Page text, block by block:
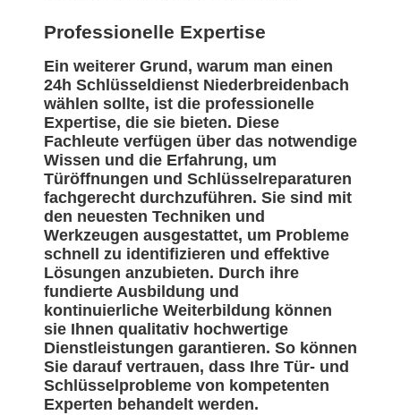
Professionelle Expertise
Ein weiterer Grund, warum man einen
24h Schlüsseldienst Niederbreidenbach
wählen sollte, ist die professionelle
Expertise, die sie bieten. Diese
Fachleute verfügen über das notwendige
Wissen und die Erfahrung, um
Türöffnungen und Schlüsselreparaturen
fachgerecht durchzuführen. Sie sind mit
den neuesten Techniken und
Werkzeugen ausgestattet, um Probleme
schnell zu identifizieren und effektive
Lösungen anzubieten. Durch ihre
fundierte Ausbildung und
kontinuierliche Weiterbildung können
sie Ihnen qualitativ hochwertige
Dienstleistungen garantieren. So können
Sie darauf vertrauen, dass Ihre Tür- und
Schlüsselprobleme von kompetenten
Experten behandelt werden.